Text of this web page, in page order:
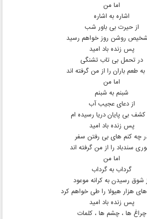
اما من
اشاره به اشاره
از حیرت بی باور شب
روشن روز خواهم رسید
پس زنده باد امید
در تحمل بی تاب تشنگی
طعم باران را از من گرفته اند
اما من
شبنم به شبنم
از دعای عجیب آب
کشف بی پایان دریا رسیده ام
پس زنده باد امید
چه کنم های بی رفتن سفر
سندباد را از من گرفته اند
اما من
گرداب به گرداب
شوق رسیدن به کرانه موعود
هزار هیولا را طی خواهم کرد
پس زنده باد امید
چراغ ها ، چشم ها ، کلمات